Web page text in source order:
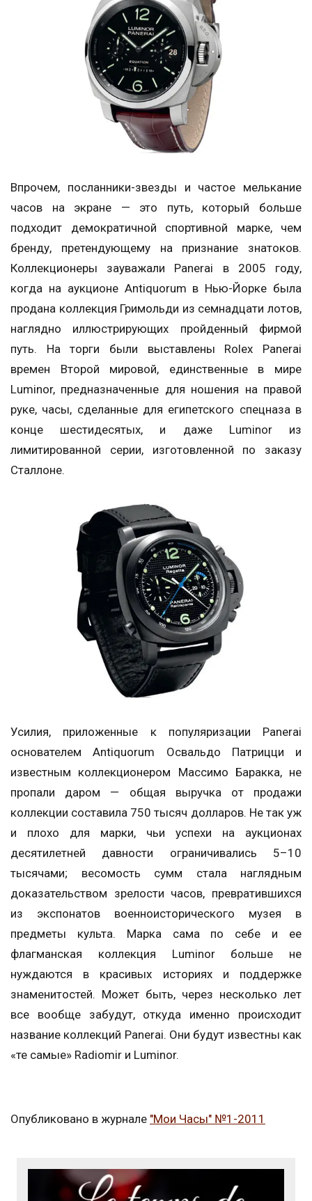
Впрочем, посланники-звезды и частое мелькание
часов на экране — это путь, который больше
подходит демократичной спортивной марке, чем
бренду, претендующему на признание знатоков.
Коллекционеры зауважали Panerai в 2005 году,
когда на аукционе Antiquorum в Нью-Йорке была
продана коллекция Гримольди из семнадцати лотов,
наглядно иллюстрирующих пройденный фирмой
путь. На торги были выставлены Rolex Panerai
времен Второй мировой, единственные в мире
Luminor, предназначенные для ношения на правой
руке, часы, сделанные для египетского спецназа в
конце шестидесятых, и даже Luminor из
лимитированной серии, изготовленной по заказу
Сталлоне.
Усилия, приложенные к популяризации Panerai
основателем Antiquorum Освальдо Патрицци и
известным коллекционером Массимо Баракка, не
пропали даром — общая выручка от продажи
коллекции составила 750 тысяч долларов. Не так уж
и плохо для марки, чьи успехи на аукционах
десятилетней давности ограничивались 5–10
тысячами; весомость сумм стала наглядным
доказательством зрелости часов, превратившихся
из экспонатов военноисторического музея в
предметы культа. Марка сама по себе и ее
флагманская коллекция Luminor больше не
нуждаются в красивых историях и поддержке
знаменитостей. Может быть, через несколько лет
все вообще забудут, откуда именно происходит
название коллекций Panerai. Они будут известны как
«те самые» Radiomir и Luminor.
Опубликовано в журнале "Мои Часы" №1-2011